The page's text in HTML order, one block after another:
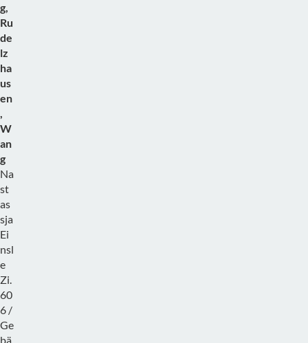
g,
Ru
de
lz
ha
us
en
,
W
an
g
Na
st
as
sja
Ei
nsl
e
Zi.
60
6 /
Ge
bä